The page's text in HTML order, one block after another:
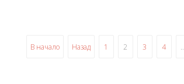
В начало Назад 1 2 3 4